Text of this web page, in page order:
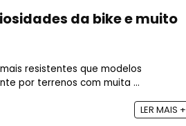
da bike e muito
resistentes que modelos
por terrenos com muita ...
LER MAIS +